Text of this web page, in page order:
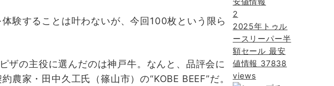
験することは叶わないが、今回100枚という限ら
ザの主役に選んだのは神戸牛。なんと、品評会に
家・田中久工氏（篠山市）の“KOBE BEEF”だ。
2
2025年トゥル
ースリーパー半
額セール 最安
値情報 37838
views